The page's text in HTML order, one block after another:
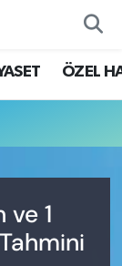
ÖZEL
ve 1